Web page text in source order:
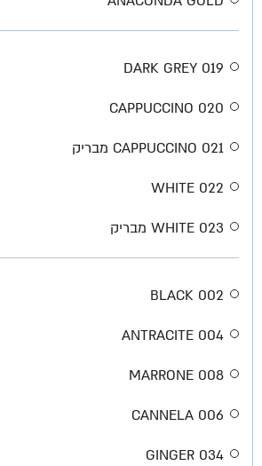
019 DARK GREY
020 CAPPUCCINO
021 CAPPUCCINO מבריק
022 WHITE
023 WHITE מבריק
002 BLACK
004 ANTRACITE
008 MARRONE
006 CANNELA
034 GINGER